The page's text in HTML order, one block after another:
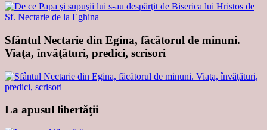
Sfântul Nectarie din Egina, făcătorul de minuni.
Viaţa, învăţături, predici, scrisori
La apusul libertăţii